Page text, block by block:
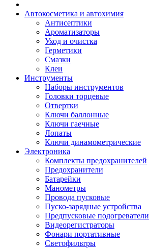
Автокосметика и автохимия
Антисептики
Ароматизаторы
Уход и очистка
Герметики
Смазки
Клеи
Инструменты
Наборы инструментов
Головки торцевые
Отвертки
Ключи баллонные
Ключи гаечные
Лопаты
Ключи динамометрические
Электроника
Комплекты предохранителей
Предохранители
Батарейки
Манометры
Провода пусковые
Пуско-зарядные устройства
Предпусковые подогреватели
Видеорегистраторы
Фонари портативные
Светофильтры